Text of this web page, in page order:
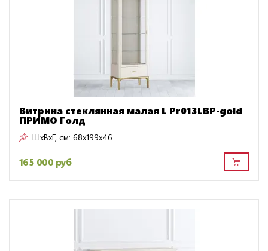
Витрина стеклянная малая L Pr013LBP-gold
ПРИМО Голд
ШxВxГ, см: 68x199x46
165 000 руб